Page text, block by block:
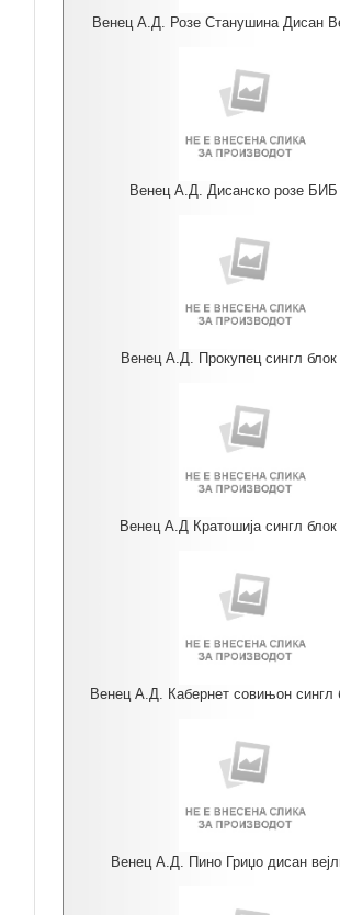
Венец А.Д. Розе Станушина Дисан
Венец А.Д. Дисанско розе
Венец А.Д. Прокупец сингл блок
Венец А.Д Кратошија сингл блок
Венец А.Д. Кабернет совињон сингл
Венец А.Д. Пино Гриџо дисан